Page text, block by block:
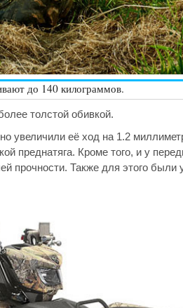
до 140 килограммов.
толстой обивкой.
увеличили её ход на 1.2
преднатяга. Кроме того, и у
прочности. Также для этого были